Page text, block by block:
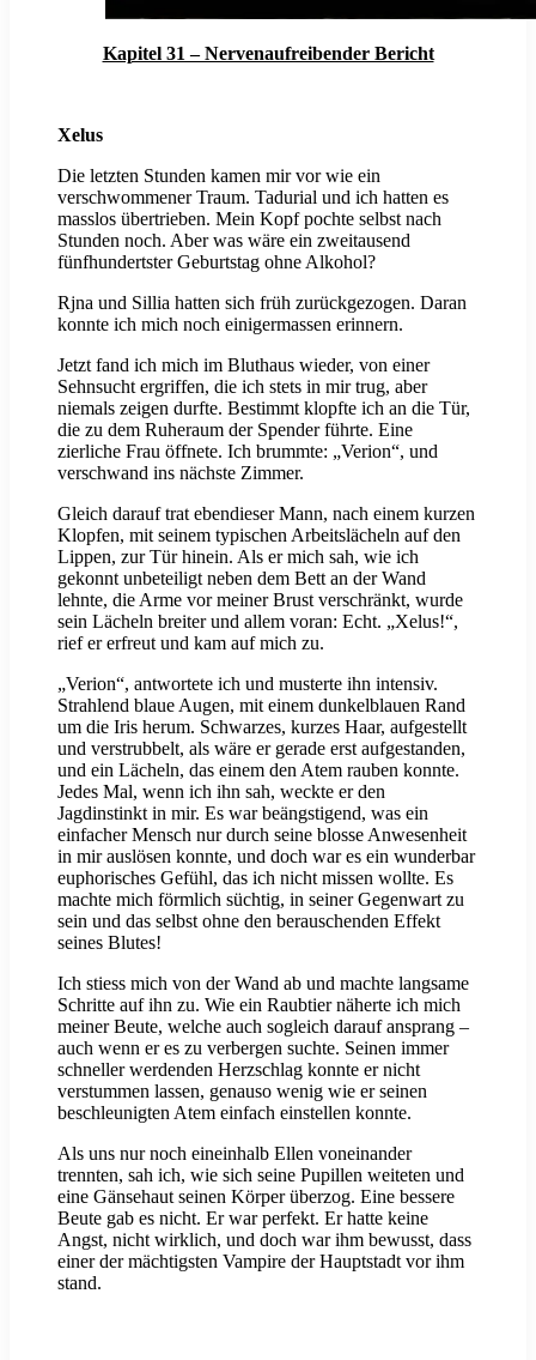
Kapitel 31 – Nervenaufreibender Bericht
Xelus
Die letzten Stunden kamen mir vor wie ein
verschwommener Traum. Tadurial und ich hatten es
masslos übertrieben. Mein Kopf pochte selbst nach
Stunden noch. Aber was wäre ein zweitausend
fünfhundertster Geburtstag ohne Alkohol?
Rjna und Sillia hatten sich früh zurückgezogen. Daran
konnte ich mich noch einigermassen erinnern.
Jetzt fand ich mich im Bluthaus wieder, von einer
Sehnsucht ergriffen, die ich stets in mir trug, aber
niemals zeigen durfte. Bestimmt klopfte ich an die Tür,
die zu dem Ruheraum der Spender führte. Eine
zierliche Frau öffnete. Ich brummte: „Verion“, und
verschwand ins nächste Zimmer.
Gleich darauf trat ebendieser Mann, nach einem kurzen
Klopfen, mit seinem typischen Arbeitslächeln auf den
Lippen, zur Tür hinein. Als er mich sah, wie ich
gekonnt unbeteiligt neben dem Bett an der Wand
lehnte, die Arme vor meiner Brust verschränkt, wurde
sein Lächeln breiter und allem voran: Echt. „Xelus!“,
rief er erfreut und kam auf mich zu.
„Verion“, antwortete ich und musterte ihn intensiv.
Strahlend blaue Augen, mit einem dunkelblauen Rand
um die Iris herum. Schwarzes, kurzes Haar, aufgestellt
und verstrubbelt, als wäre er gerade erst aufgestanden,
und ein Lächeln, das einem den Atem rauben konnte.
Jedes Mal, wenn ich ihn sah, weckte er den
Jagdinstinkt in mir. Es war beängstigend, was ein
einfacher Mensch nur durch seine blosse Anwesenheit
in mir auslösen konnte, und doch war es ein wunderbar
euphorisches Gefühl, das ich nicht missen wollte. Es
machte mich förmlich süchtig, in seiner Gegenwart zu
sein und das selbst ohne den berauschenden Effekt
seines Blutes!
Ich stiess mich von der Wand ab und machte langsame
Schritte auf ihn zu. Wie ein Raubtier näherte ich mich
meiner Beute, welche auch sogleich darauf ansprang –
auch wenn er es zu verbergen suchte. Seinen immer
schneller werdenden Herzschlag konnte er nicht
verstummen lassen, genauso wenig wie er seinen
beschleunigten Atem einfach einstellen konnte.
Als uns nur noch eineinhalb Ellen voneinander
trennten, sah ich, wie sich seine Pupillen weiteten und
eine Gänsehaut seinen Körper überzog. Eine bessere
Beute gab es nicht. Er war perfekt. Er hatte keine
Angst, nicht wirklich, und doch war ihm bewusst, dass
einer der mächtigsten Vampire der Hauptstadt vor ihm
stand.